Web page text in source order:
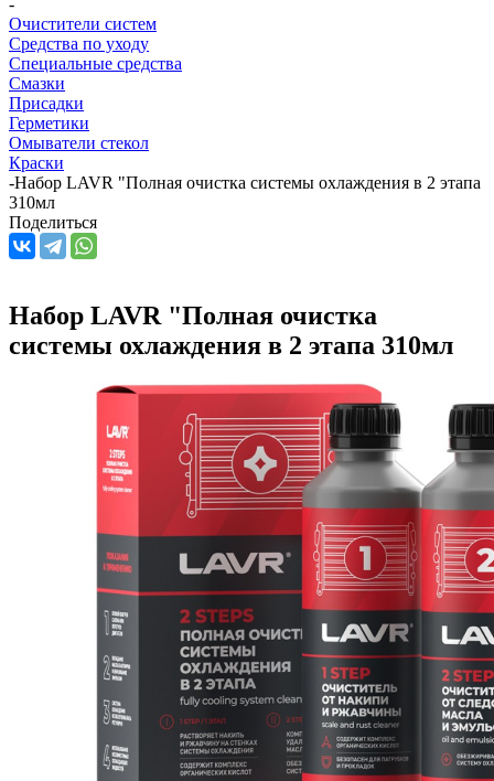
Очистители систем
Средства по уходу
Специальные средства
Смазки
Присадки
Герметики
Омыватели стекол
Краски
-Набор LAVR "Полная очистка системы охлаждения в 2 этапа
310мл
Поделиться
Набор LAVR "Полная очистка
системы охлаждения в 2 этапа 310мл